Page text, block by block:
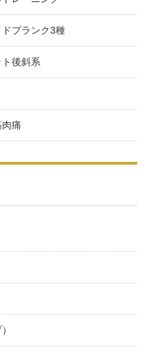
プランク3種
後斜系
痛